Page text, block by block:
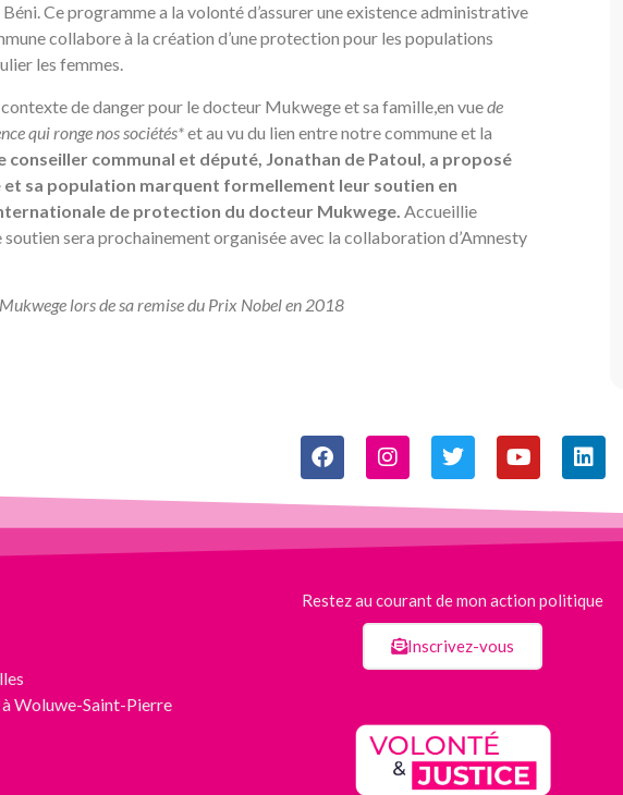
Ce programme a la volonté d’assurer une existence administrative
collabore à la création d’une protection pour les populations
les femmes.
contexte de danger pour le docteur Mukwege et sa famille,en vuede
qui ronge nos sociétés*et au vu du lien entre notre commune et la
conseiller communal et député, Jonathan de Patoul, a proposé
et sa population marquent formellement leur soutien en
de protection du docteur Mukwege. Accueillie
sera prochainement organisée avec la collaboration d’Amnesty
lors de sa remise du Prix Nobel en 2018
Woluwe-Saint-Pierre
Restez au courant de mon action politique
Inscrivez-vous